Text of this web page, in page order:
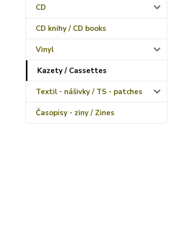
CD
CD knihy / CD books
Vinyl
Kazety / Cassettes
Textil - nášivky / TS - patches
Časopisy - ziny / Zines